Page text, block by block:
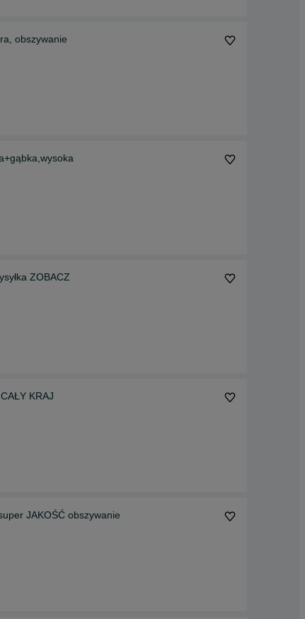
obszywanie
ZOBACZ
KRAJ
JAKOŚĆ obszywanie